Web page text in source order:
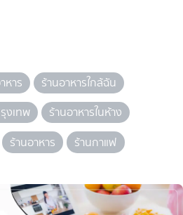
หาร
ร้านอาหารใกล้ฉัน
งเทพ
ร้านอาหารในห้าง
ร้านอาหาร ร้านกาแฟ